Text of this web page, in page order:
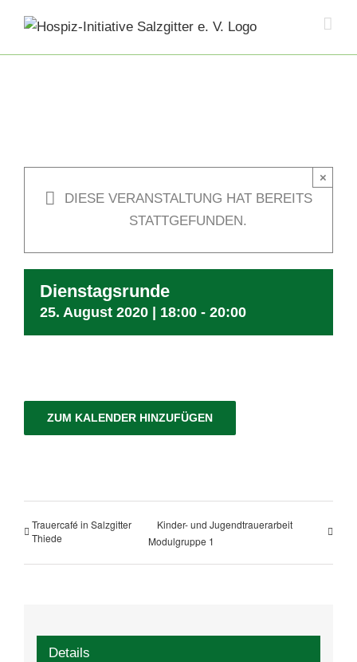
content
DIESE VERANSTALTUNG HAT BEREITS
STATTGEFUNDEN.
×
Dienstagsrunde
25. August 2020 | 18:00 - 20:00
ZUM KALENDER HINZUFÜGEN
Trauercafé in Salzgitter
Thiede
Kinder- und Jugendtrauerarbeit
Modulgruppe 1
Details